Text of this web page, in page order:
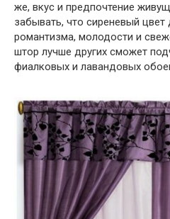
же, вкус и предпочтение
забывать, что сиреневый цвет
романтизма, молодости и
штор лучше других сможет
фиалковых и лавандовых